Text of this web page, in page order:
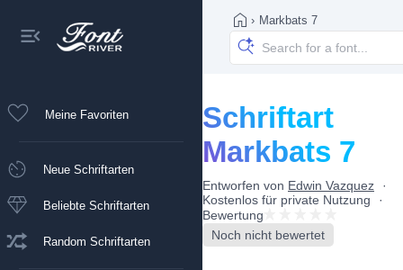
Meine Favoriten
Neue Schriftarten
Beliebte Schriftarten
Random Schriftarten
› Markbats 7
Schriftart
Markbats 7
Entworfen von Edwin Vazquez
Kostenlos für private Nutzung
Bewertung
Noch nicht bewertet